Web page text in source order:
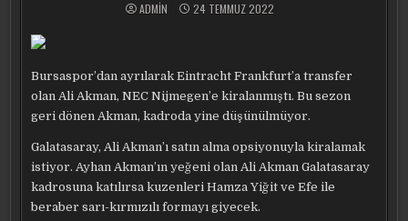
ADMIN 24 TEMMUZ 2022
Bursaspor’dan ayrılarak Eintracht Frankfurt’a transfer
olan Ali Akman, NEC Nijmegen’e kiralanmıştı. Bu sezon
geri dönen Akman, kadroda yine düşünülmüyor.
Galatasaray, Ali Akman’ı satın alma opsiyonuyla kiralamak
istiyor. Ayhan Akman’ın yeğeni olan Ali Akman Galatasaray
kadrosuna katılırsa kuzenleri Hamza Yiğit ve Efe ile
beraber sarı-kırmızılı formayı giyecek.